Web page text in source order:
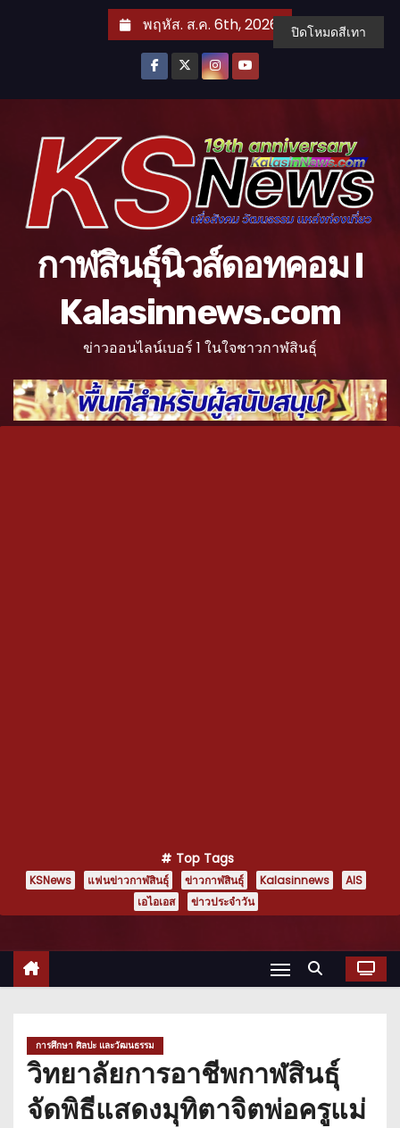
พฤหัส. ส.ค. 6th, 2026
กาฬสินธุ์นิวส์ดอทคอม l
Kalasinnews.com
ข่าวออนไลน์เบอร์ 1 ในใจชาวกาฬสินธุ์
Top Tags
KSNews แฟนข่าวกาฬสินธุ์ ข่าวกาฬสินธุ์ Kalasinnews
AIS
เอไอเอส
ข่าวประจำวัน
การศึกษา ศิลปะ และวัฒนธรรม
วิทยาลัยการอาชีพกาฬสินธุ์
จัดพิธีแสดงมุทิตาจิตพ่อครูแม่
ปิดโหมดสีเทา